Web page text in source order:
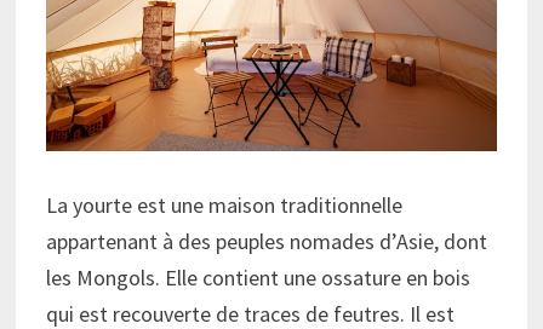
La yourte est une maison traditionnelle
appartenant à des peuples nomades d’Asie, dont
les Mongols. Elle contient une ossature en bois
qui est recouverte de traces de feutres. Il est